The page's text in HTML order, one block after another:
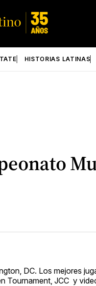
HISTORIAS LATINAS
DC. Los mejores
Tournament, JCC y